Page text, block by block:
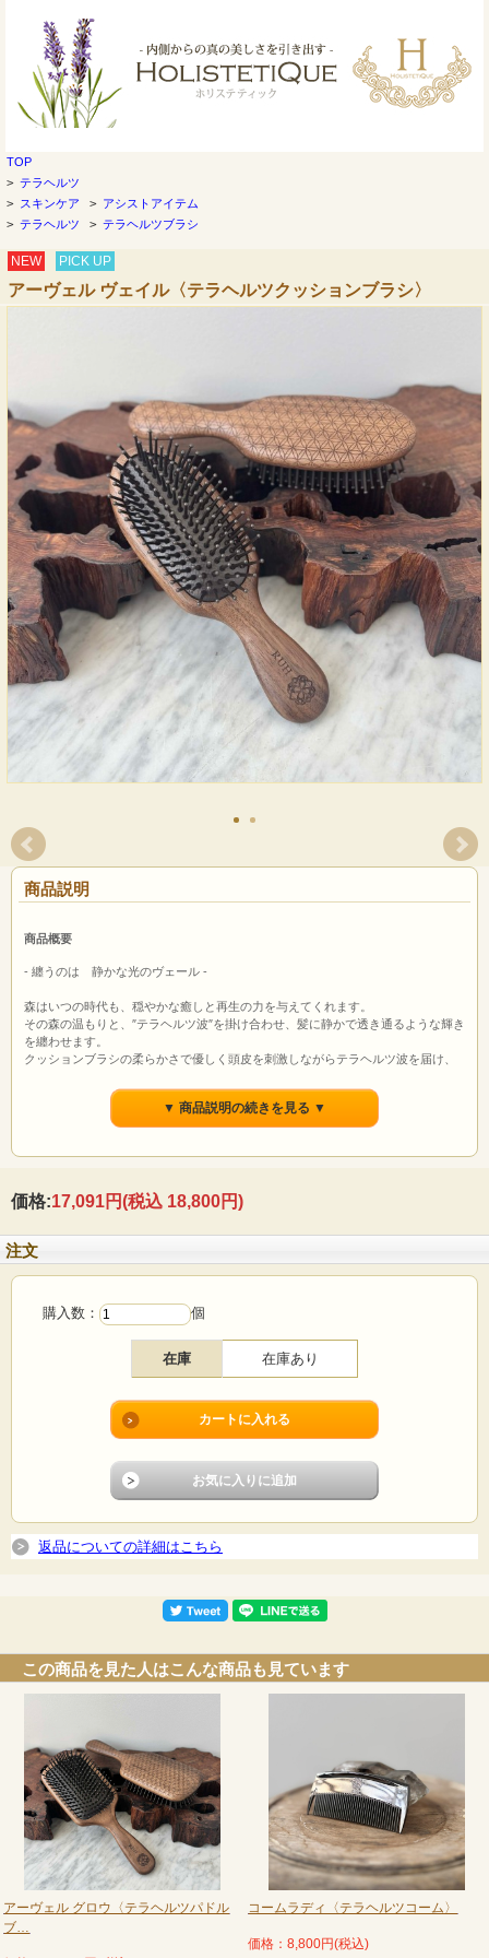
TOP
> テラヘルツ
> スキンケア > アシストアイテム
> テラヘルツ > テラヘルツブラシ
NEW PICK UP
アーヴェル ヴェイル〈テラヘルツクッションブラシ〉
商品説明
商品概要
- 纏うのは 静かな光のヴェール -
森はいつの時代も、穏やかな癒しと再生の力を与えてくれます。
その森の温もりと、″テラヘルツ波″を掛け合わせ、髪に静かで透き通るような輝き
を纏わせます。
クッションブラシの柔らかさで優しく頭皮を刺激しながらテラヘルツ波を届け、
まるで森の空気を含んだ風が髪を撫でるように、自然な艶と軽やかさを与えるブ
また、肌が抱える水と共鳴してうるおいの巡りをサポートし、髪本来の美しさを
テラヘルツ鉱石を10％練り込んだブラシが、キューティクルを整え、 内側の水分
バランスを保ちながら、自然な艶としなやかさを生み出します。
※種類違いでアーヴェル グロウ〈テラヘルツパドルブラシ〉
ィ〈テラヘルツコーム〉がございます。
本体 縦約18cm 横約6cm
クッション部分 縦約9.5cm 横約4.5cm
お手入れ方法
・天然木を使用しているため、水洗いはお控えください。
保管方法
・高級木材を使用し、空気穴を施しているので、水に濡らしたり、高温多湿な場
かしてください。
・直射日光が当たる場所での保管はお避け下さい。
▼ 商品説明の続きを見る ▼
価格:17,091円(税込 18,800円)
注文
購入数： 個
在庫 在庫あり
返品についての詳細はこちら
この商品を見た人はこんな商品も見ています
アーヴェル グロウ〈テラヘルツパドル
ブ…
コームラディ〈テラヘルツコーム〉
価格：8,800円(税込)